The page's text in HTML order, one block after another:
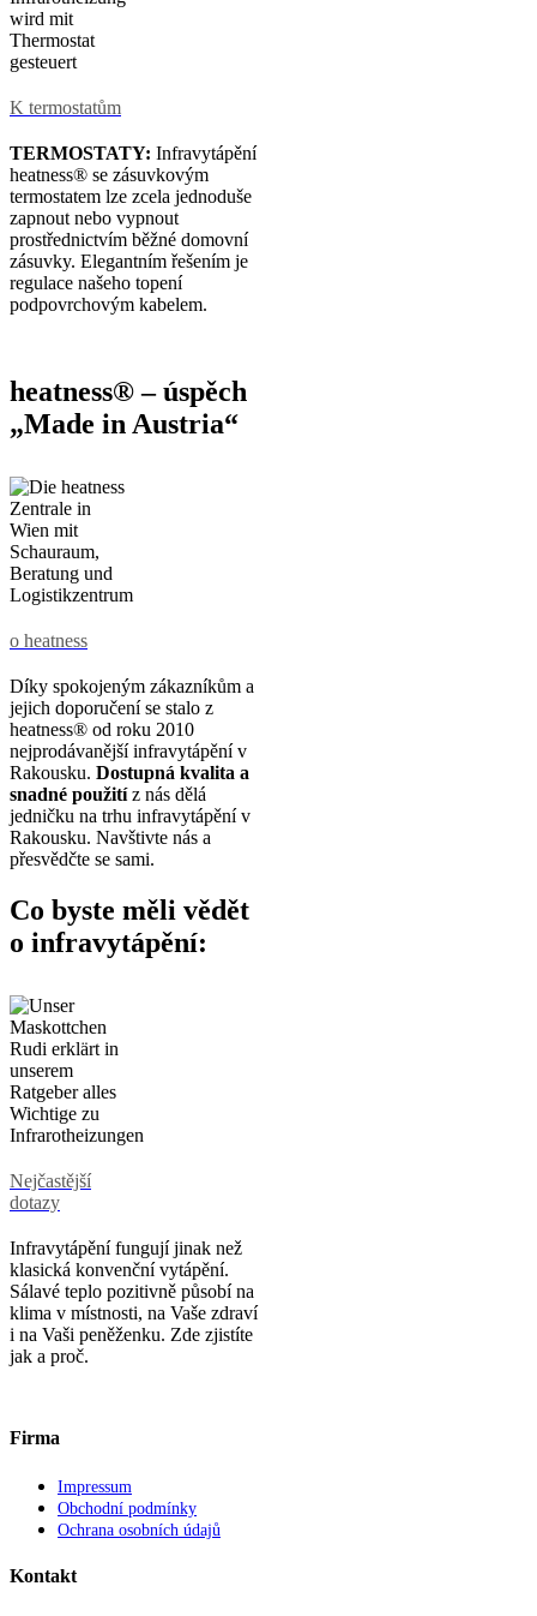
K termostatům
TERMOSTATY: Infravytápění
heatness® se zásuvkovým
termostatem lze zcela jednoduše
zapnout nebo vypnout
prostřednictvím běžné domovní
zásuvky. Elegantním řešením je
regulace našeho topení
podpovrchovým kabelem.
heatness® – úspěch
„Made in Austria“
o heatness
Díky spokojeným zákazníkům a
jejich doporučení se stalo z
heatness® od roku 2010
nejprodávanější infravytápění v
Rakousku. Dostupná kvalita a
snadné použitíz nás dělá
jedničku na trhu infravytápění v
Rakousku. Navštivte nás a
přesvědčte se sami.
Co byste měli vědět
o infravytápění:
Nejčastější
dotazy
Infravytápění fungují jinak než
klasická konvenční vytápění.
Sálavé teplo pozitivně působí na
klima v místnosti, na Vaše zdraví
i na Vaši peněženku. Zde zjistíte
jak a proč.
Firma
Impressum
Obchodní podmínky
Ochrana osobních údajů
Kontakt